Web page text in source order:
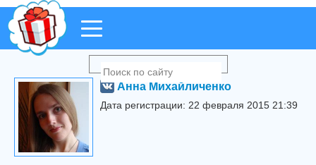
Анна Михайличенко
Дата регистрации: 22 февраля 2015 21:39